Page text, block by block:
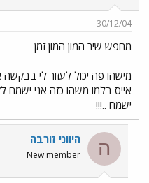
ש
א
ר
30/12/04
מחפש שיר המון המון זמן
מישהו פה יכול לעזור לי בבקשה
אייס בלמו משהו כזה אני ישמח
ישמח ..!!!
ה היווני זורבה
New member